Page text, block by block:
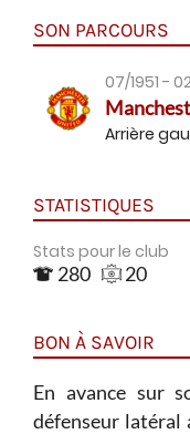
SON PARCOURS
07/1951 -
Arrière
STATISTIQUES
Stats pour le club
280 20
BON À SAVOIR
En avance sur
défenseur latéral